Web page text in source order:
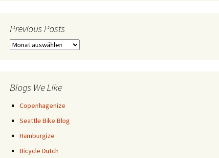
Previous Posts
Previous
Blogs We Like
Copenhagenize
Seattle Bike Blog
Hamburgize
Bicycle Dutch